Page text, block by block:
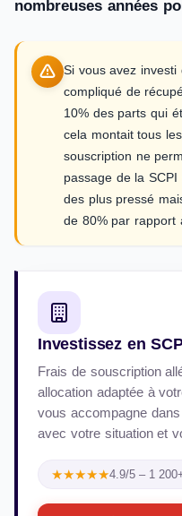
nombreuses années
Si vous avez
compliqué de
10% des parts qui
cela montait tous
souscription ne
passage de la
des plus pressé
de 80% par rapport
Investissez en
Frais de souscription
allocation adaptée à
vous accompagne
avec votre situation et
★★★★★4.9/5 – 1